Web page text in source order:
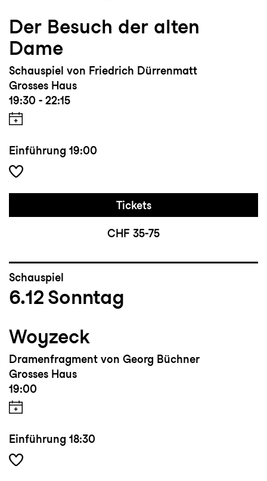
Der Besuch der alten
Dame
Schauspiel von Friedrich Dürrenmatt
Grosses Haus
19:30 - 22:15
Einführung 19:00
Tickets
CHF 35-75
Schauspiel
6.12 Sonntag
Woyzeck
Dramenfragment von Georg Büchner
Grosses Haus
19:00
Einführung 18:30